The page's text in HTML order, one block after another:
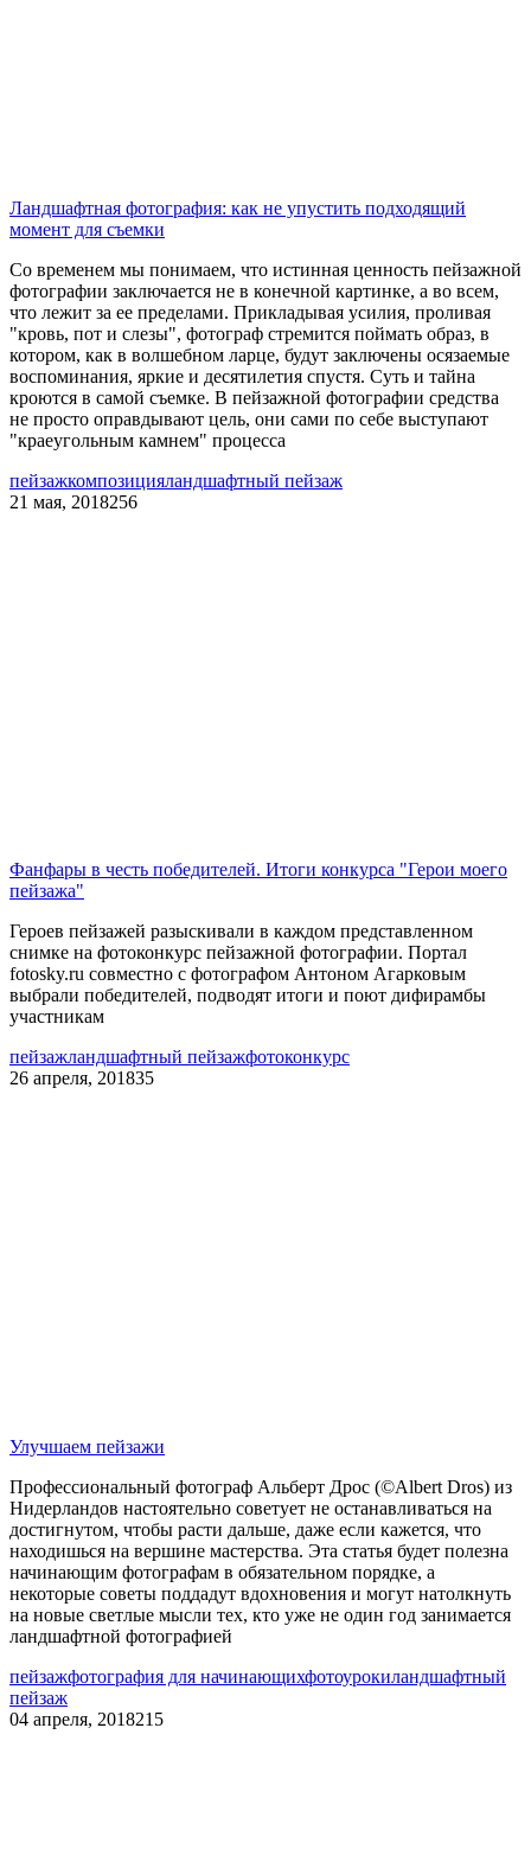
Ландшафтная фотография: как не упустить подходящий
момент для съемки
Со временем мы понимаем, что истинная ценность пейзажной
фотографии заключается не в конечной картинке, а во всем,
что лежит за ее пределами. Прикладывая усилия, проливая
"кровь, пот и слезы", фотограф стремится поймать образ, в
котором, как в волшебном ларце, будут заключены осязаемые
воспоминания, яркие и десятилетия спустя. Суть и тайна
кроются в самой съемке. В пейзажной фотографии средства
не просто оправдывают цель, они сами по себе выступают
"краеугольным камнем" процесса
пейзажкомпозицияландшафтный пейзаж
21 мая, 2018256
Фанфары в честь победителей. Итоги конкурса "Герои моего
пейзажа"
Героев пейзажей разыскивали в каждом представленном
снимке на фотоконкурс пейзажной фотографии. Портал
fotosky.ru совместно с фотографом Антоном Агарковым
выбрали победителей, подводят итоги и поют дифирамбы
участникам
пейзажландшафтный пейзажфотоконкурс
26 апреля, 201835
Улучшаем пейзажи
Профессиональный фотограф Альберт Дрос (©Albert Dros) из
Нидерландов настоятельно советует не останавливаться на
достигнутом, чтобы расти дальше, даже если кажется, что
находишься на вершине мастерства. Эта статья будет полезна
начинающим фотографам в обязательном порядке, а
некоторые советы поддадут вдохновения и могут натолкнуть
на новые светлые мысли тех, кто уже не один год занимается
ландшафтной фотографией
пейзажфотография для начинающихфотоурокиландшафтный
пейзаж
04 апреля, 2018215